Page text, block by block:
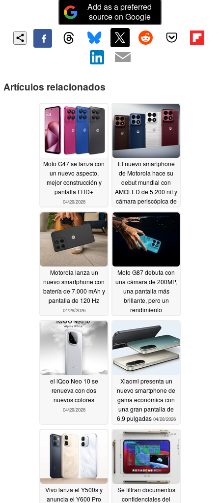
Add as a preferred
source on Google
Artículos relacionados
Moto G47 se lanza con
un nuevo aspecto,
mejor construcción y
pantalla FHD+
04/29/2026
El nuevo smartphone
de Motorola hace su
debut mundial con
AMOLED de 5.200 nit y
cámara periscópica de
04/29/2026
Motorola lanza un
nuevo smartphone con
batería de 7.000 mAh y
pantalla de 120 Hz
04/29/2026
Moto G87 debuta con
una cámara de 200MP,
una pantalla más
brillante, pero un
rendimiento
04/29/2026
el iQoo Neo 10 se
renueva con dos
nuevos colores
04/29/2026
Xiaomi presenta un
nuevo smartphone de
gama económica con
una gran pantalla de
6,9 pulgadas 04/28/2026
Vivo lanza el Y500s y
anuncia el Y600 Pro
Se filtran documentos
confidenciales del